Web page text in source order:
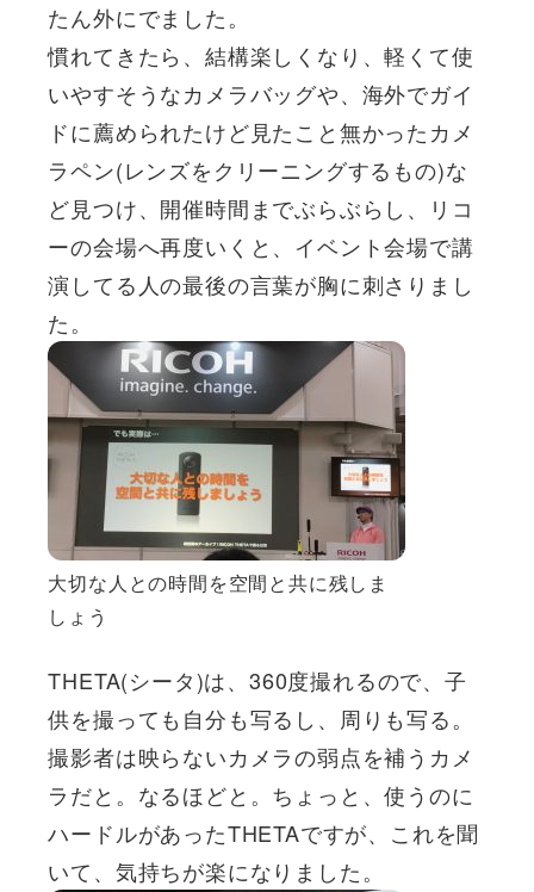
たん外にでました。
慣れてきたら、結構楽しくなり、軽くて使
いやすそうなカメラバッグや、海外でガイ
ドに薦められたけど見たこと無かったカメ
ラペン(レンズをクリーニングするもの)な
ど見つけ、開催時間までぶらぶらし、リコ
ーの会場へ再度いくと、イベント会場で講
演してる人の最後の言葉が胸に刺さりまし
た。
大切な人との時間を空間と共に残しま
しょう
THETA(シータ)は、360度撮れるので、子
供を撮っても自分も写るし、周りも写る。
撮影者は映らないカメラの弱点を補うカメ
ラだと。なるほどと。ちょっと、使うのに
ハードルがあったTHETAですが、これを聞
いて、気持ちが楽になりました。